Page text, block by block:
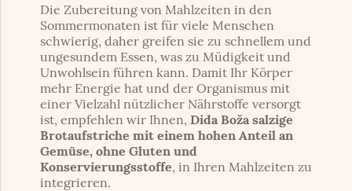
Die Zubereitung von Mahlzeiten in den
Sommermonaten ist für viele Menschen
schwierig, daher greifen sie zu schnellem und
ungesundem Essen, was zu Müdigkeit und
Unwohlsein führen kann. Damit Ihr Körper
mehr Energie hat und der Organismus mit
einer Vielzahl nützlicher Nährstoffe versorgt
ist, empfehlen wir Ihnen, Dida Boža salzige
Brotaufstriche mit einem hohen Anteil an
Gemüse, ohne Gluten und
Konservierungsstoffe, in Ihren Mahlzeiten zu
integrieren.